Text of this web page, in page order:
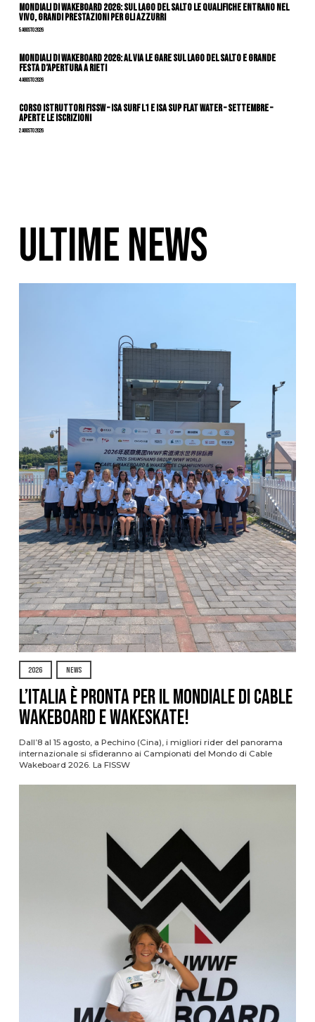
Mondiali di Wakeboard 2026: sul Lago del Salto le qualifiche entrano nel
vivo, grandi prestazioni per gli azzurri
5 Agosto 2026
Mondiali di Wakeboard 2026: al via le gare sul Lago del Salto e grande
festa d’apertura a Rieti
4 Agosto 2026
CORSO ISTRUTTORI FISSW – ISA SURF L1 e ISA SUP Flat Water – SETTEMBRE –
APERTE LE ISCRIZIONI
2 Agosto 2026
ULTIME NEWS
2026 NEWS
L’Italia è pronta per il Mondiale di Cable
Wakeboard e Wakeskate!
Dall’8 al 15 agosto, a Pechino (Cina), i migliori rider del panorama
internazionale si sfideranno ai Campionati del Mondo di Cable
Wakeboard 2026. La FISSW